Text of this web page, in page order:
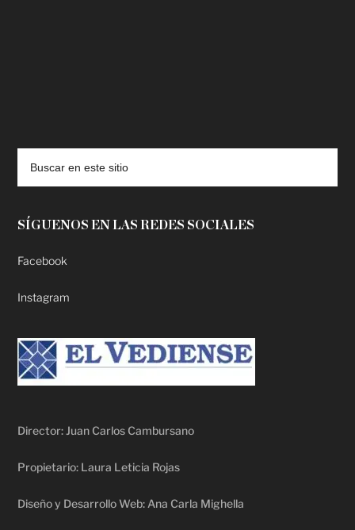
SÍGUENOS EN LAS REDES SOCIALES
Facebook
Instagram
Director: Juan Carlos Cambursano
Propietario: Laura Leticia Rojas
Diseño y Desarrollo Web: Ana Carla Mighella